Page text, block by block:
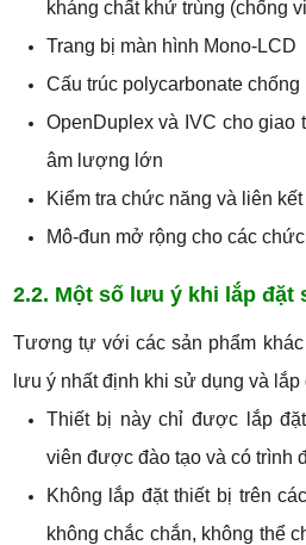
kháng chất khử trùng (chống
Trang bị màn hình Mono-LCD
Cấu trúc polycarbonate
OpenDuplex và IVC cho giao
âm lượng lớn
Kiểm tra chức năng và liên
Mô-đun mở rộng cho các
2.2. Một số lưu ý khi lắp đặt
Tương tự với các sản phẩm
lưu ý nhất định khi sử dụng và
Thiết bị này chỉ được lắp
viên được đào tạo và có trình
Không lắp đặt thiết bị trên
không chắc chắn, không thể